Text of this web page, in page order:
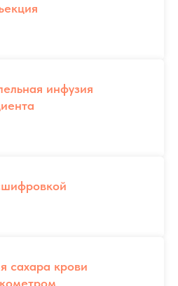
инфузия
сахара крови